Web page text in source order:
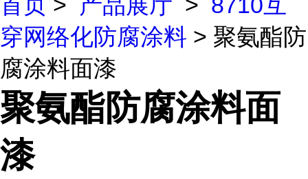
穿网络化防腐涂料 > 聚氨酯防
腐涂料面漆
聚氨酯防腐涂料面
漆